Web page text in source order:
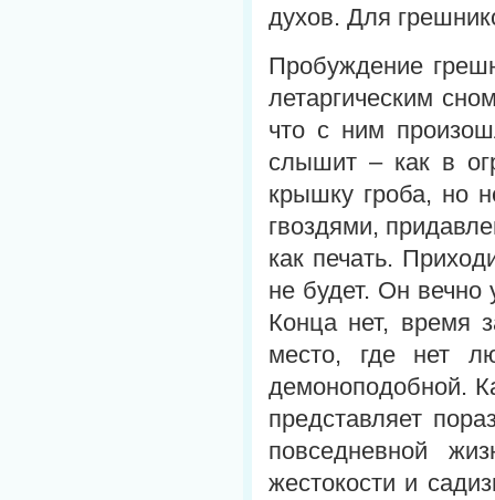
духов. Для
Пробуждение
летаргическим
что с ним
слышит – как в
крышку гроба, но
гвоздями,
как печать.
не будет. Он вечно
Конца нет, время
место, где нет
демоноподобной.
представляет
повседневной
жестокости и